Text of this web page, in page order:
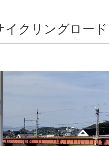
イクリングロード